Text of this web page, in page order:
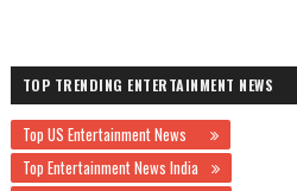
TOP TRENDING ENTERTAINMENT NEWS
Top US Entertainment News
Top Entertainment News India